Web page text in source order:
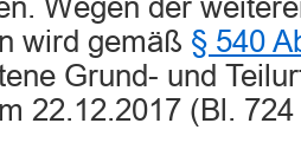
Wegen der
wird gemäß § 540
Grund- und
22.12.2017 (Bl.